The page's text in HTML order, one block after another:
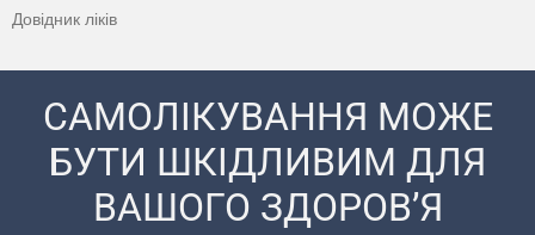
Довідник ліків
САМОЛІКУВАННЯ МОЖЕ
БУТИ ШКІДЛИВИМ ДЛЯ
ВАШОГО ЗДОРОВ’Я